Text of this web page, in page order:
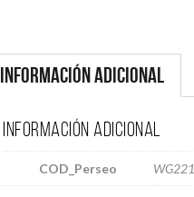
Información adicional
Información adicional
COD_Perseo WG221